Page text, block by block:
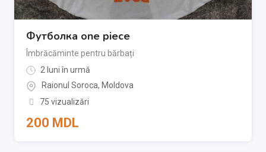
Футболка one piece
Îmbrăcăminte pentru bărbați
2 luni în urmă
Raionul Soroca, Moldova
75 vizualizări
200 MDL